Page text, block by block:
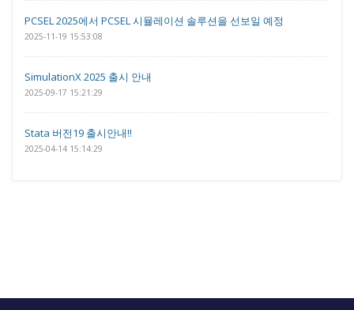
PCSEL 2025에서 PCSEL 시뮬레이션 솔루션을 선보일 예정
2025-11-19 15:53:08
SimulationX 2025 출시 안내
2025-09-17 15:21:29
Stata 버전19 출시안내!!
2025-04-14 15:14:29